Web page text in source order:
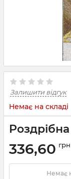
Залишити відгук
Немає на складі
Роздрібна
336,60 грн
Немає